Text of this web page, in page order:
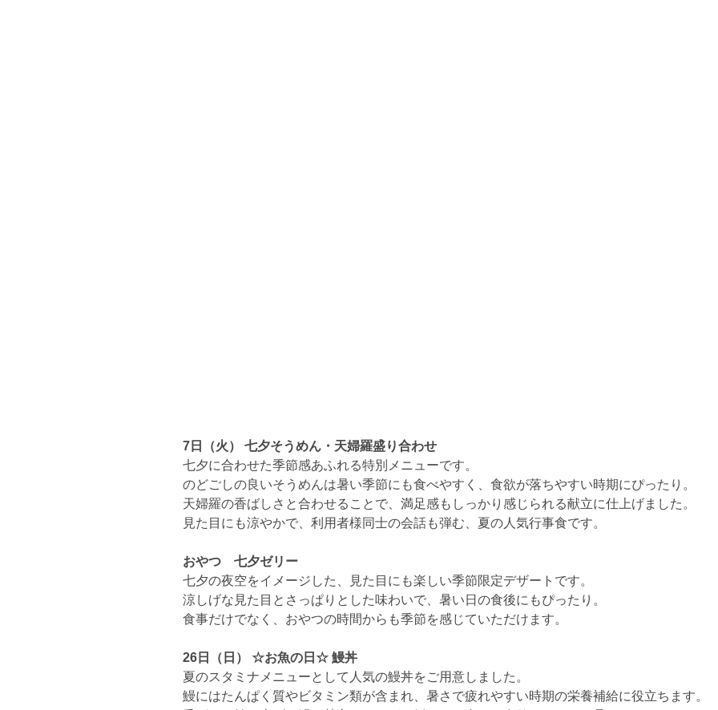
7日（火） 七夕そうめん・天婦羅盛り合わせ
七夕に合わせた季節感あふれる特別メニューです。
のどごしの良いそうめんは暑い季節にも食べやすく、食欲が落ちやすい時期にぴったり。
天婦羅の香ばしさと合わせることで、満足感もしっかり感じられる献立に仕上げました。
見た目にも涼やかで、利用者様同士の会話も弾む、夏の人気行事食です。
おやつ　七夕ゼリー
七夕の夜空をイメージした、見た目にも楽しい季節限定デザートです。
涼しげな見た目とさっぱりとした味わいで、暑い日の食後にもぴったり。
食事だけでなく、おやつの時間からも季節を感じていただけます。
26日（日） ☆お魚の日☆ 鰻丼
夏のスタミナメニューとして人気の鰻丼をご用意しました。
鰻にはたんぱく質やビタミン類が含まれ、暑さで疲れやすい時期の栄養補給に役立ちます。